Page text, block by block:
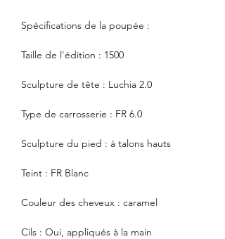
Spécifications de la poupée :
Taille de l'édition : 1500
Sculpture de tête : Luchia 2.0
Type de carrosserie : FR 6.0
Sculpture du pied : à talons hauts
Teint : FR Blanc
Couleur des cheveux : caramel
Cils : Oui, appliqués à la main